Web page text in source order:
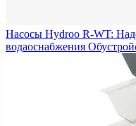
Насосы Hydroo R-WT:
водаоснабжения